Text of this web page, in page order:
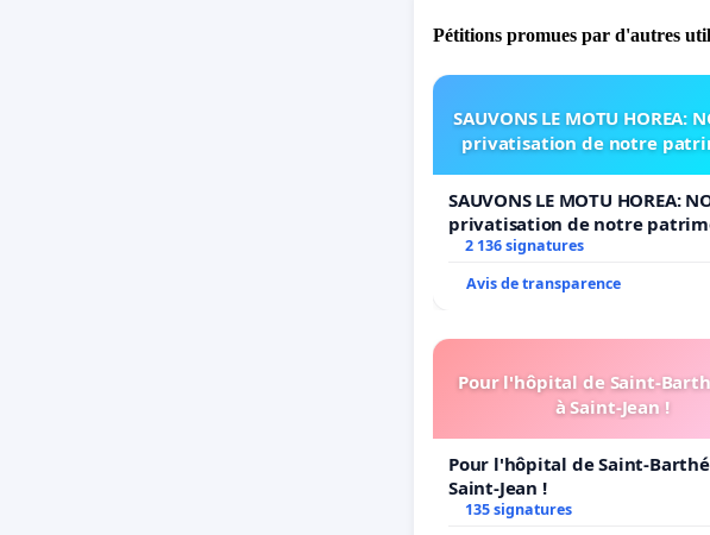
Valérie Glatigny doit
Pétitions promues par d'autres
SAUVONS LE MOTU HOREA:
privatisation de notre
SAUVONS LE MOTU HOREA:
privatisation de notre
2 136 signatures
Avis de transparence
Pour l'hôpital de Saint-
à Saint-Jean !
Pour l'hôpital de Saint-
Saint-Jean !
135 signatures